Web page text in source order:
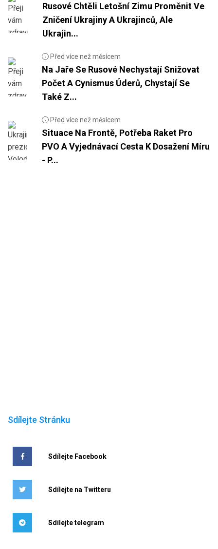
Rusové Chtěli Letošní Zimu Proměnit Ve
Zničení Ukrajiny A Ukrajinců, Ale
Ukrajin...
Před více než měsícem
Na Jaře Se Rusové Nechystají Snižovat
Počet A Cynismus Úderů, Chystají Se
Také Z...
Před více než měsícem
Situace Na Frontě, Potřeba Raket Pro
PVO A Vyjednávací Cesta K Dosažení Míru
- P...
Sdílejte Stránku
Sdílejte Facebook
Sdílejte na Twitteru
Sdílejte telegram